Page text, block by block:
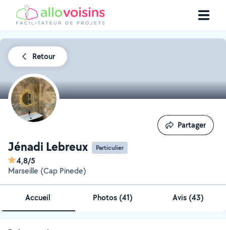
Retour
Jénadi Lebreux Particulier
4,8/5
Marseille (Cap Pinede)
Partager
Partager
Accueil Photos (41) Avis (43)